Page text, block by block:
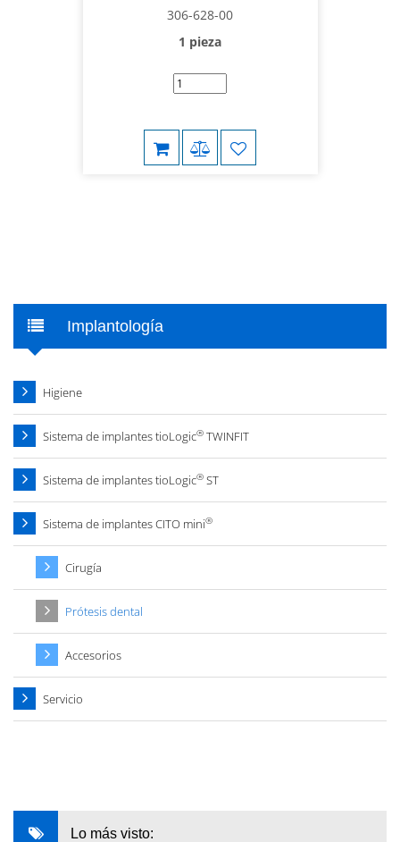
306-628-00
1 pieza
Implantología
Higiene
Sistema de implantes tioLogic® TWINFIT
Sistema de implantes tioLogic® ST
Sistema de implantes CITO mini®
Cirugía
Prótesis dental
Accesorios
Servicio
Lo más visto: